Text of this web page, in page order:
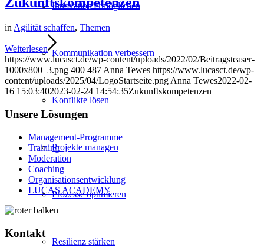
Innovation ermöglichen
Kommunikation verbessern
Konflikte lösen
Projekte managen
Prozesse optimieren
Resilienz stärken
in Agilität schaffen, Themen
Weiterlesen
https://www.lucasct.de/wp-content/uploads/2022/02/Beitragsteaser-
1000x800_3.png 400 487 Anna Tewes https://www.lucasct.de/wp-
content/uploads/2025/04/LogoStartseite.png Anna Tewes2022-02-
16 15:03:402023-02-24 14:54:35Zukunftskompetenzen
Unsere Lösungen
Management-Programme
Training
Moderation
Coaching
Organisationsentwicklung
LUCAS ACADEMY
Kontakt